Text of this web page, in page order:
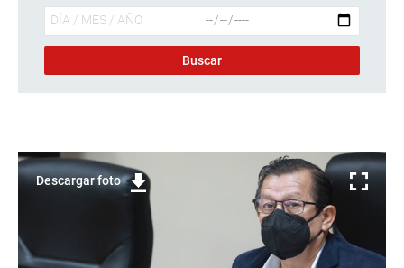
Descargar foto